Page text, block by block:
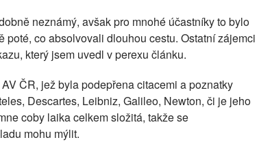
neznámý, avšak pro mnohé účastníky to bylo
poté, co absolvovali dlouhou cestu. Ostatní zájemci
který jsem uvedl v perexu článku.
ČR, jež byla podepřena citacemi a poznatky
Descartes, Leibniz, Galileo, Newton, či je jeho
coby laika celkem složitá, takže se
mohu mýlit.